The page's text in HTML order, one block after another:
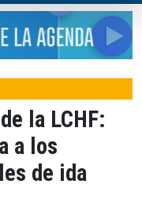
la LCHF:
a los
de ida